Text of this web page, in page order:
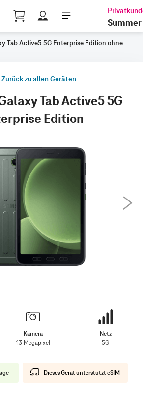
Shopping Cart
Summer
Tab Active5 5G Enterprise Edition ohne
Zurück zu allen Geräten
Tab Active5 5G
Edition
Kamera
13 Megapixel
Netz
5G
Dieses Gerät unterstützt eSIM